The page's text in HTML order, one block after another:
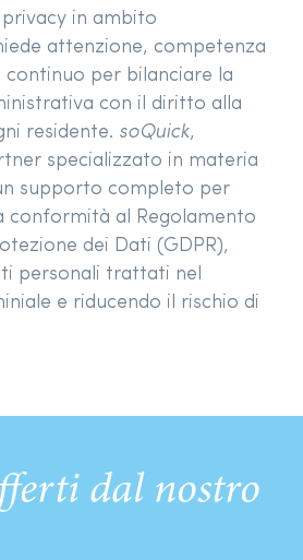
in ambito
attenzione, competenza
per bilanciare la
con il diritto alla
residente. soQuick,
specializzato in materia
supporto completo per
conformità al Regolamento
dei Dati (GDPR),
personali trattati nel
e riducendo il rischio di
dal nostro